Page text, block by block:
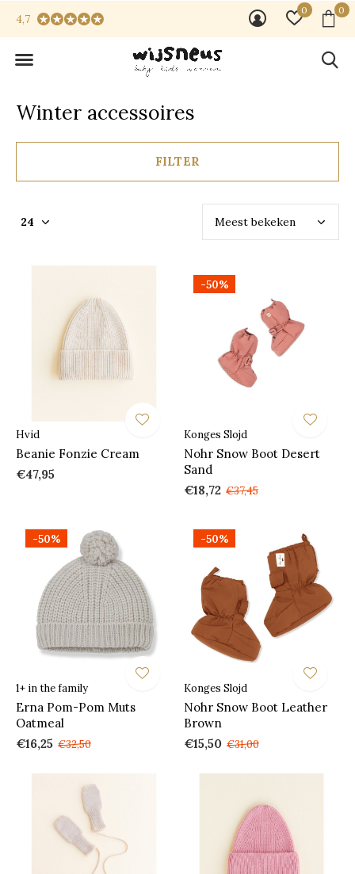
0 0
4,7
Winter accessoires
FILTER
Hvid
Beanie Fonzie Cream
€47,95
-50%
Konges Slojd
Nohr Snow Boot Desert
Sand
€18,72 €37,45
-50%
1+ in the family
Erna Pom-Pom Muts
Oatmeal
€16,25 €32,50
-50%
Konges Slojd
Nohr Snow Boot Leather
Brown
€15,50 €31,00